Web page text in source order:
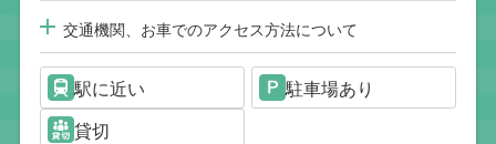
交通機関、お車でのアクセス方法について
駅に近い
駐車場あり
貸切